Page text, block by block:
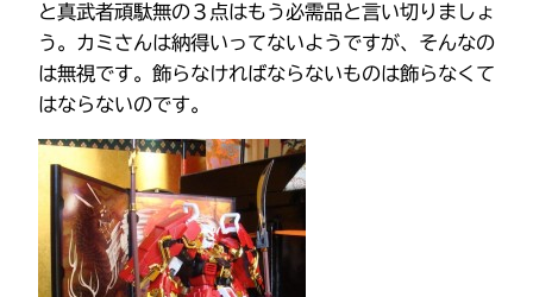
と真武者頑駄無の３点はもう必需品と言い切りましょ
う。カミさんは納得いってないようですが、そんなの
は無視です。飾らなければならないものは飾らなくて
はならないのです。